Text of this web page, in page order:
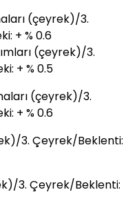
(çeyrek)/3.
+ % 0.6
(çeyrek)/3.
+ % 0.5
(çeyrek)/3.
+ % 0.6
3. Çeyrek/Beklenti:
3. Çeyrek/Beklenti: